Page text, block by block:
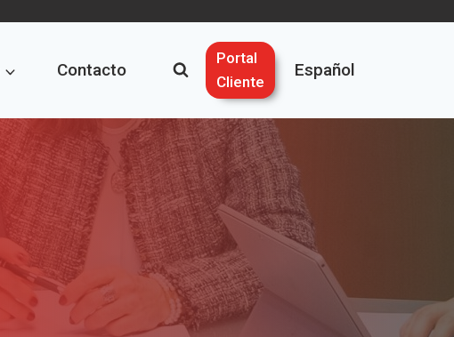
Contacto
Portal
Cliente
Español